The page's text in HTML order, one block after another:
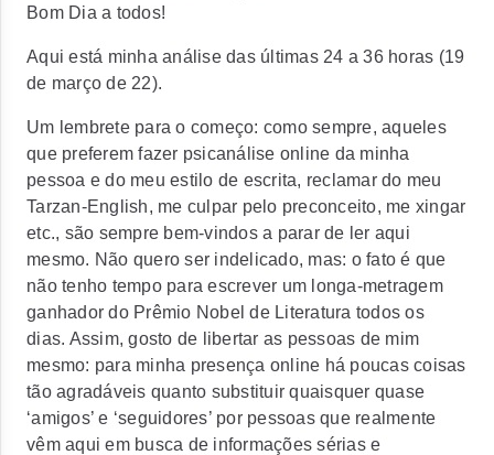
Bom Dia a todos!
Aqui está minha análise das últimas 24 a 36 horas (19
de março de 22).
Um lembrete para o começo: como sempre, aqueles
que preferem fazer psicanálise online da minha
pessoa e do meu estilo de escrita, reclamar do meu
Tarzan-English, me culpar pelo preconceito, me xingar
etc., são sempre bem-vindos a parar de ler aqui
mesmo. Não quero ser indelicado, mas: o fato é que
não tenho tempo para escrever um longa-metragem
ganhador do Prêmio Nobel de Literatura todos os
dias. Assim, gosto de libertar as pessoas de mim
mesmo: para minha presença online há poucas coisas
tão agradáveis ​​quanto substituir quaisquer quase
‘amigos’ e ‘seguidores’ por pessoas que realmente
vêm aqui em busca de informações sérias e